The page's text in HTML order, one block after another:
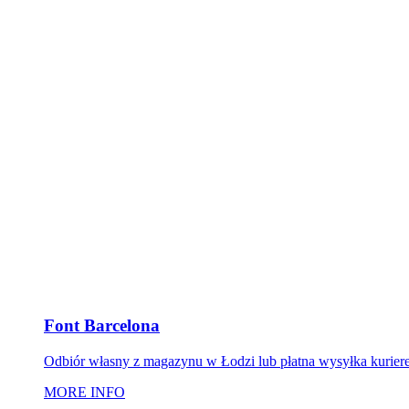
Font Barcelona
Odbiór własny z magazynu w Łodzi lub płatna wysyłka
MORE INFO